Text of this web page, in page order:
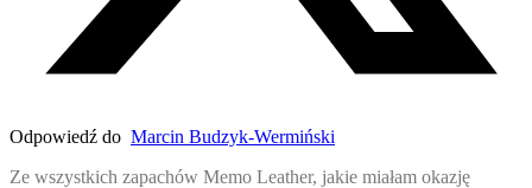
Odpowiedź do Marcin Budzyk-Wermiński
Ze wszystkich zapachów Memo Leather, jakie miałam okazję